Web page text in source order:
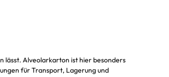
lässt. Alveolarkarton ist hier besonders
für Transport, Lagerung und